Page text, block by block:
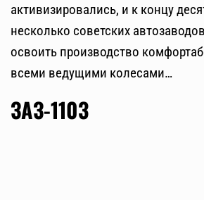
активизировались, и к концу
несколько советских
освоить производство
всеми ведущими колесами…
ЗАЗ-1103